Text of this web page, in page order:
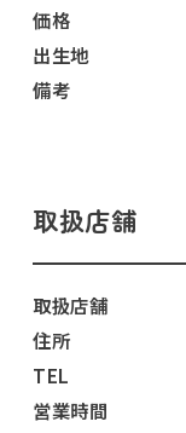
価格
出生地
備考
取扱店舗
取扱店舗
住所
TEL
営業時間